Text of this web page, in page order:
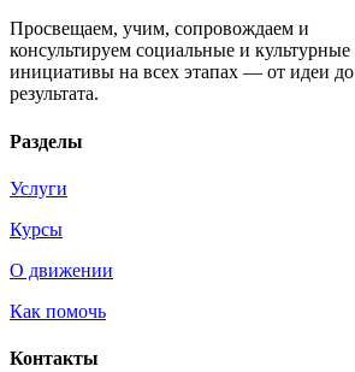
Просвещаем, учим, сопровождаем и
консультируем социальные и культурные
инициативы на всех этапах — от идеи до
результата.
Разделы
Услуги
Курсы
О движении
Как помочь
Контакты